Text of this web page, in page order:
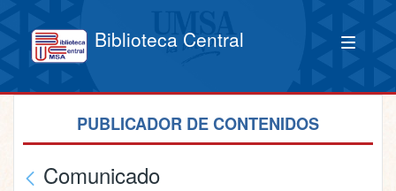
Biblioteca Central
PUBLICADOR DE CONTENIDOS
Comunicado